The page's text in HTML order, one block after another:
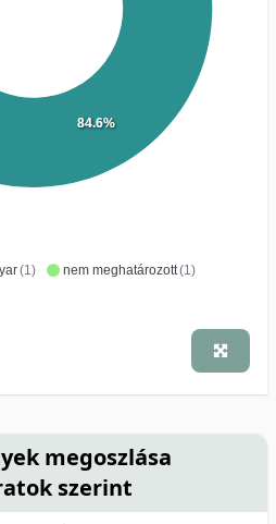
(1) nem meghatározott(1)
84.6%
megoszlása
szerint